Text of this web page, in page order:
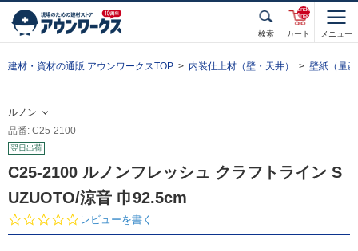
検索 カート
unde
fined
メニュー
建材・資材の通販 アウンワークスTOP 内装仕上材（壁・天井） 壁紙（量
ルノン
品番: C25-2100
翌日出荷
C25-2100 ルノンフレッシュ クラフトライン S
UZUOTO/涼音 巾92.5cm
0.
0
レビューを書く